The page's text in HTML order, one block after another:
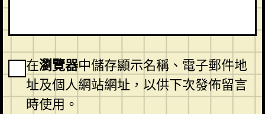
在瀏覽器中儲存顯示名稱、電子郵件地
址及個人網站網址，以供下次發佈留言
時使用。